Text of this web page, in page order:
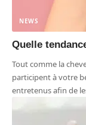
NEWS
Quelle
Tout comme la
participent à votre
entretenus afin de